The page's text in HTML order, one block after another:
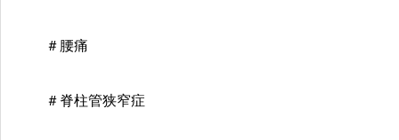
＃腰痛
＃脊柱管狭窄症